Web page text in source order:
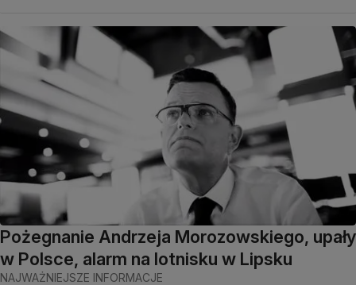
Pożegnanie Andrzeja Morozowskiego, upały
w Polsce, alarm na lotnisku w Lipsku
NAJWAŻNIEJSZE INFORMACJE